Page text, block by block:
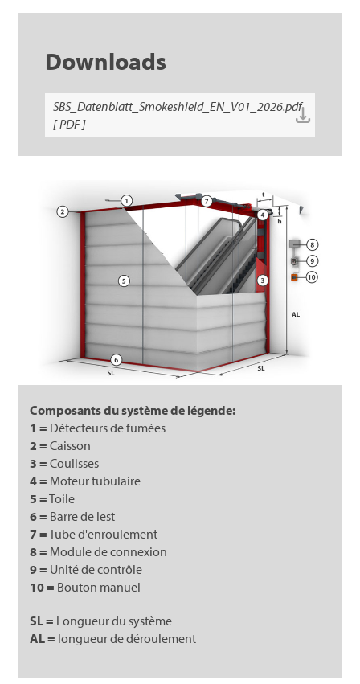
Downloads
SBS_Datenblatt_Smokeshield_EN_V01_2026.pdf
[ PDF ]
Composants du système de légende:
1 = Détecteurs de fumées
2 = Caisson
3 = Coulisses
4 = Moteur tubulaire
5 =Toile
6 = Barre de lest
7 =Tube d'enroulement
8 = Module de connexion
9 = Unité de contrôle
10 = Bouton manuel
SL = Longueur du système
AL = longueur de déroulement